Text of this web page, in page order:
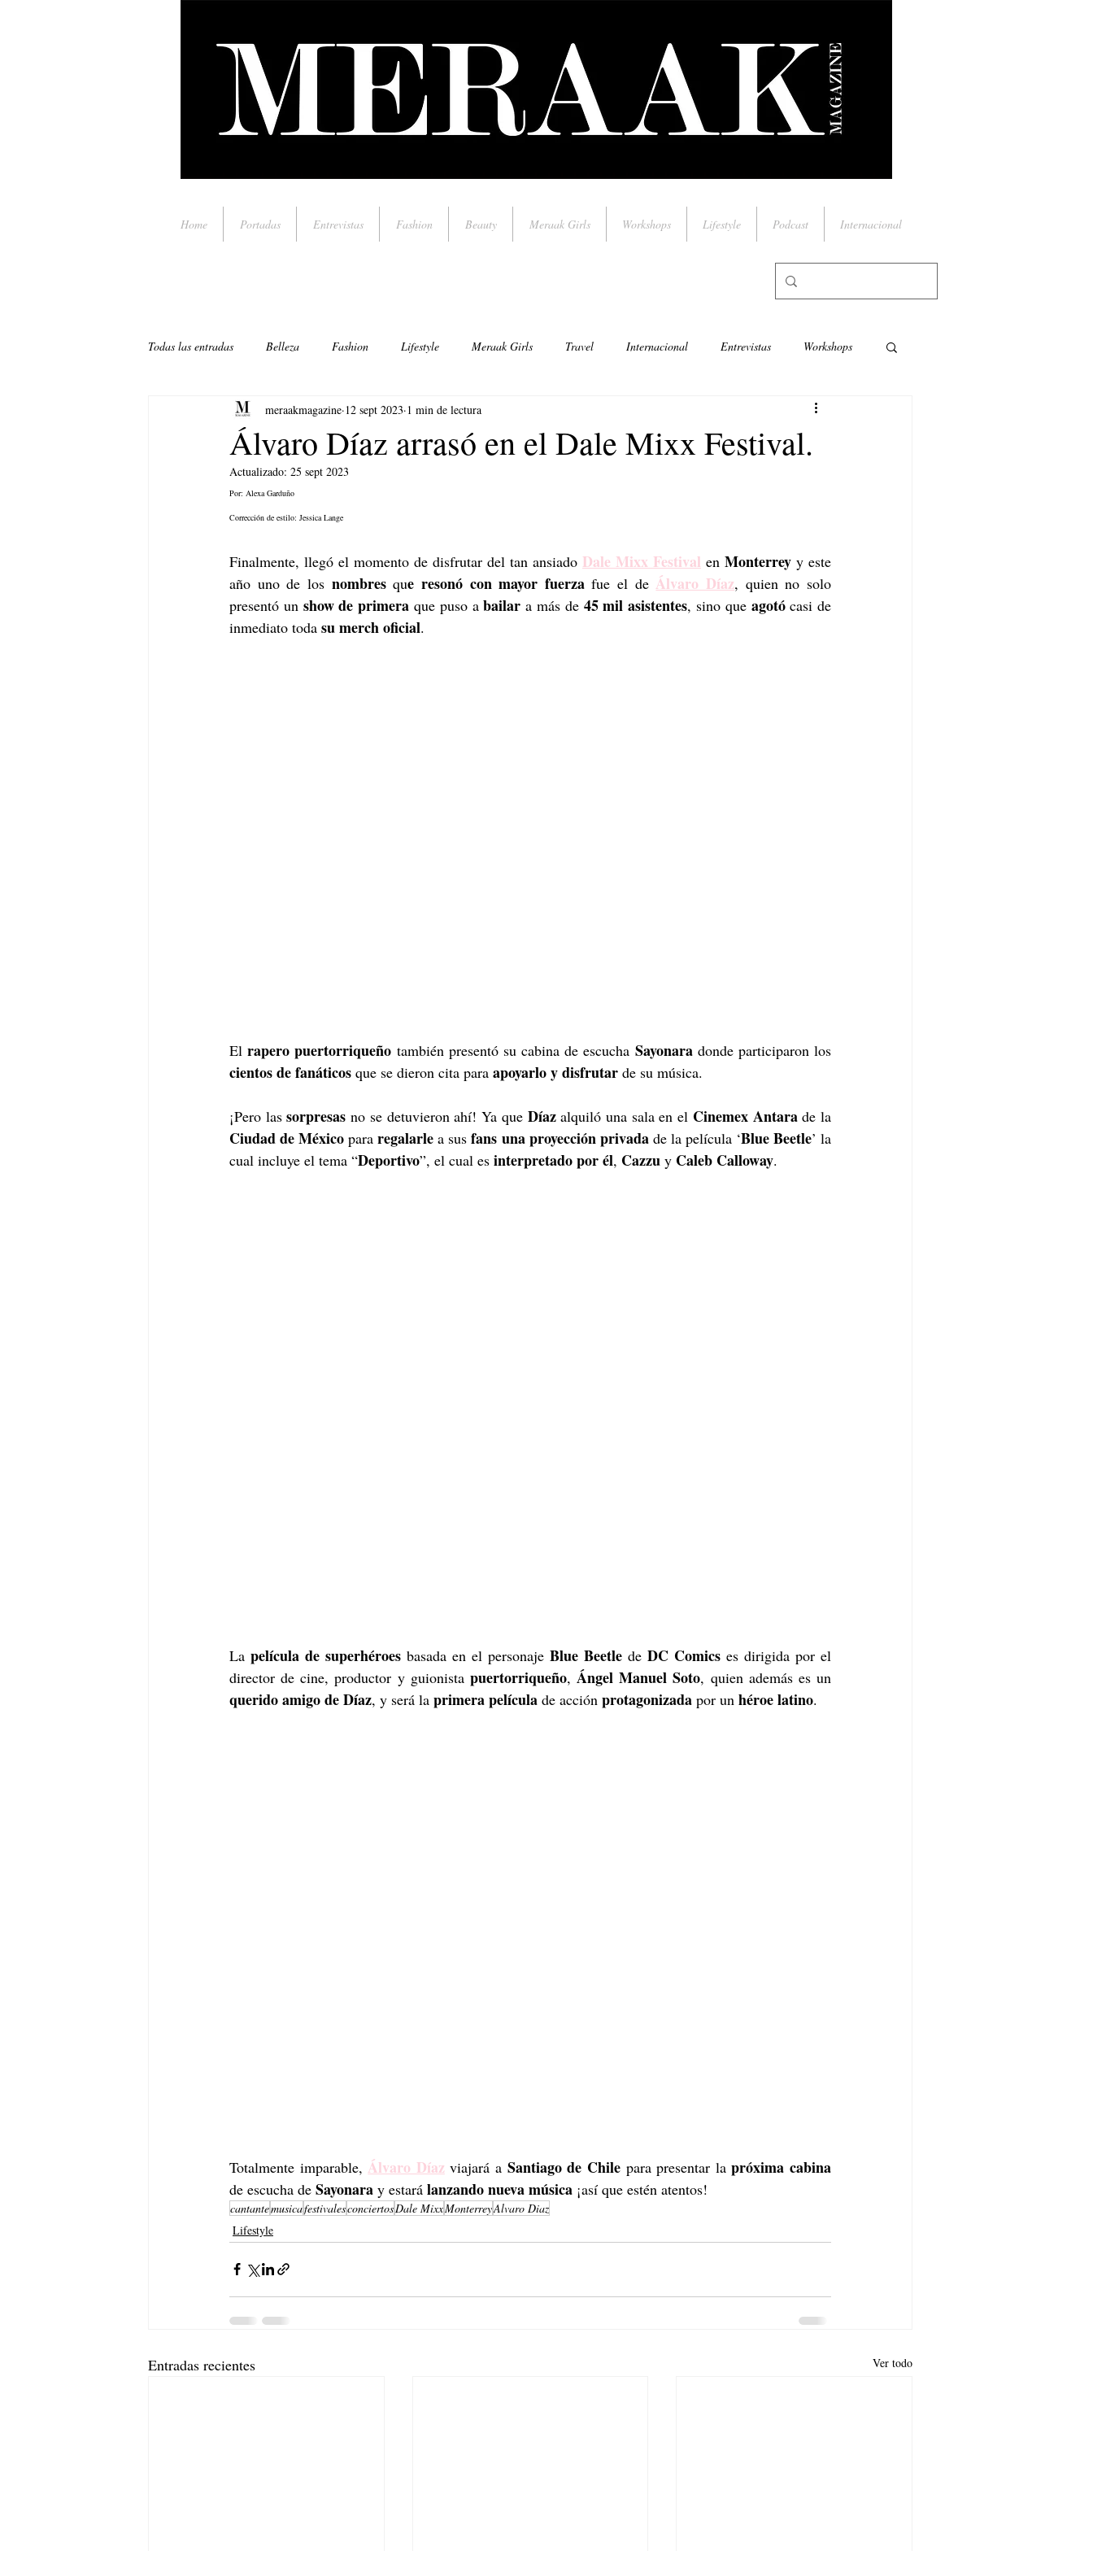
Home Portadas Entrevistas Fashion Beauty Meraak Girls Workshops Lifestyle Podcast Internacional
Todas las entradas Belleza Fashion Lifestyle Meraak Girls Travel Internacional Entrevistas Workshops
Música. Arte
Álvaro Díaz arrasó en el Dale Mixx Festival.
meraakmagazine 12 sept 2023 1 min de lectura
Actualizado: 25 sept 2023
Por: Alexa Garduño
Corrección de estilo: Jessica Lange
Finalmente, llegó el momento de disfrutar del tan ansiado Dale Mixx Festival en Monterrey y este
año uno de los nombres que resonó con mayor fuerza fue el de Álvaro Díaz, quien no solo
presentó un show de primera que puso a bailar a más de 45 mil asistentes, sino que agotó casi de
inmediato toda su merch oficial.
El rapero puertorriqueño también presentó su cabina de escucha Sayonara
cientos de fanáticos que se dieron cita para apoyarlo y disfrutar de su música.
¡Pero las sorpresas no se detuvieron ahí! Ya que Díaz alquiló una sala en el Cinemex Antara
Ciudad de México para regalarle a sus fans una proyección privada de la película ‘Blue Beetle’ la
cual incluye el tema “Deportivo”, el cual es interpretado por él, Cazzu y Caleb Calloway.
La película de superhéroes basada en el personaje Blue Beetle de DC Comics es dirigida por el
director de cine, productor y guionista puertorriqueño, Ángel Manuel Soto
querido amigo de Díaz, y será la primera película de acción protagonizada por un héroe latino.
Totalmente imparable, Álvaro Díaz viajará a Santiago de Chile para presentar la próxima cabina
de escucha de Sayonara y estará lanzando nueva música ¡así que estén atentos!
cantantemusicafestivalesconciertosDale MixxMonterreyAlvaro Diaz
Lifestyle
Entradas recientes Ver todo